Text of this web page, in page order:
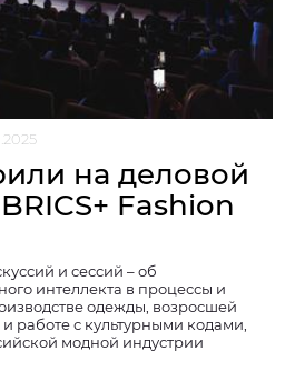
на деловой
Fashion
и сессий – об
интеллекта в процессы и
одежды, возросшей
работе с культурными кодами,
модной индустрии